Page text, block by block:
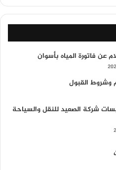
عن فاتورة المياه بأسوان
وشروط القبول
شركة الصعيد للنقل والسياحة